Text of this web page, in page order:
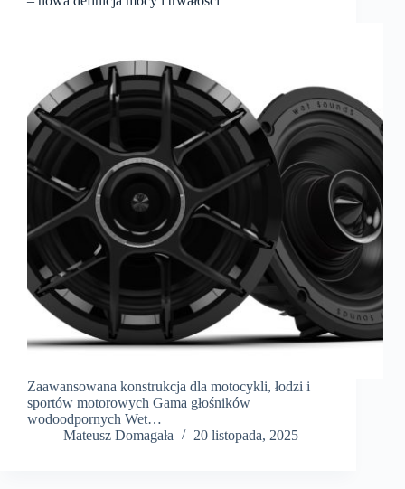
Zaawansowana konstrukcja dla motocykli, łodzi i
sportów motorowych Gama głośników
wodoodpornych Wet…
Mateusz Domagała
20 listopada, 2025